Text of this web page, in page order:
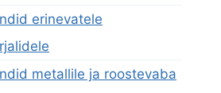
erinevatele
metallile ja roostevaba